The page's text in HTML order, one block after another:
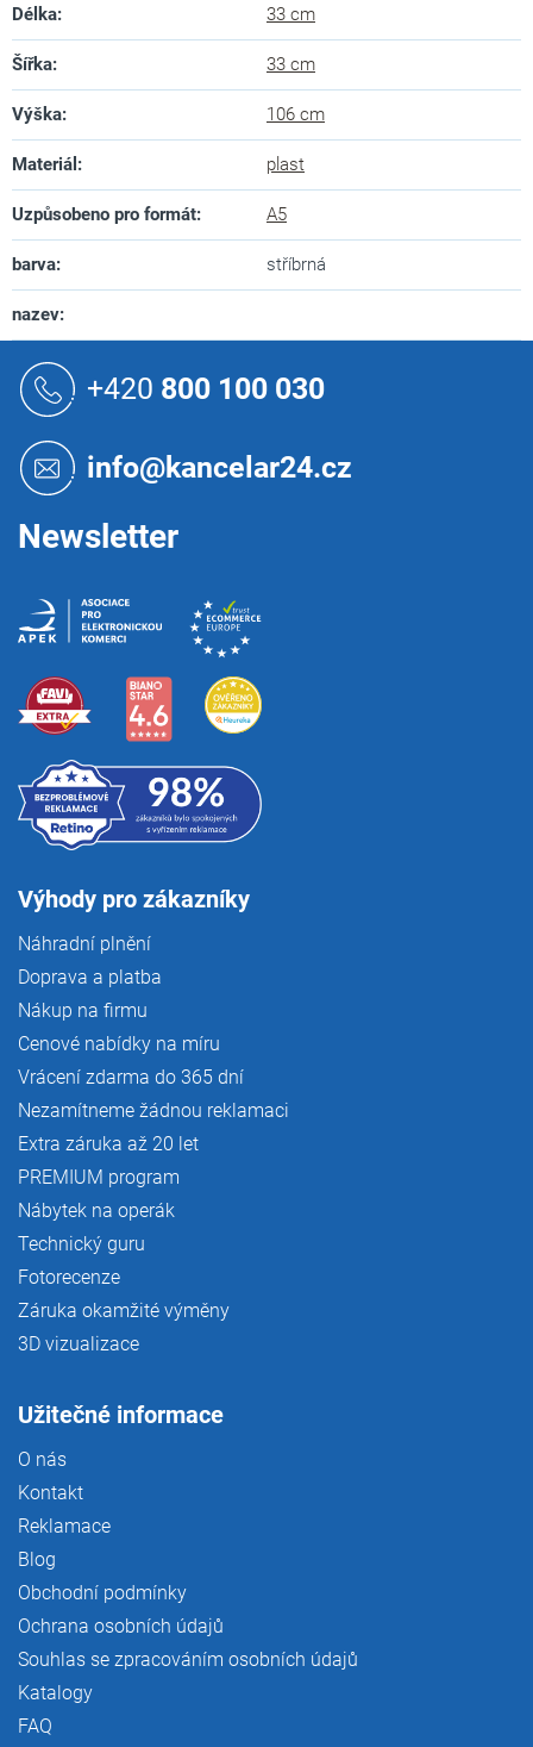
Délka: 33 cm
Šířka: 33 cm
Výška: 106 cm
Materiál : plast
Uzpůsobeno pro formát: A5
barva: stříbrná
nazev:
+420 800 100 030
info@kancelar24.cz
Newsletter
Výhody pro zákazníky
Náhradní plnění
Doprava a platba
Nákup na firmu
Cenové nabídky na míru
Vrácení zdarma do 365 dní
Nezamítneme žádnou reklamaci
Extra záruka až 20 let
PREMIUM program
Nábytek na operák
Technický guru
Fotorecenze
Záruka okamžité výměny
3D vizualizace
Užitečné informace
O nás
Kontakt
Reklamace
Blog
Obchodní podmínky
Ochrana osobních údajů
Souhlas se zpracováním osobních údajů
Katalogy
FAQ